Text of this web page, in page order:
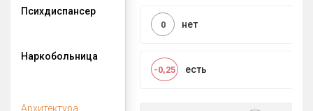
Психдиспансер
нет
0
Наркобольница
есть
-0,25
Архитектура,